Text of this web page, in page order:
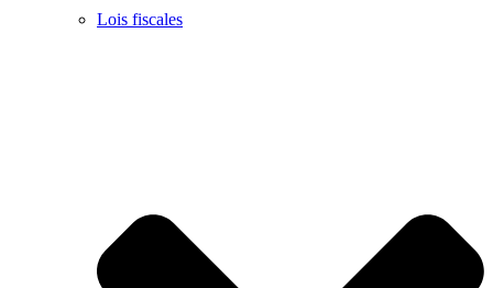
Lois fiscales